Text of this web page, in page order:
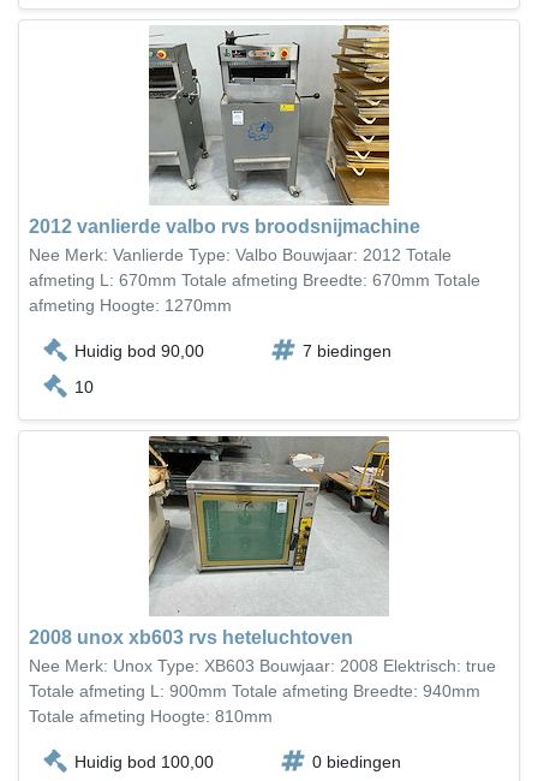
2012 vanlierde valbo rvs broodsnijmachine
Nee Merk: Vanlierde Type: Valbo Bouwjaar: 2012 Totale
afmeting L: 670mm Totale afmeting Breedte: 670mm Totale
afmeting Hoogte: 1270mm
Huidig bod 90,00
7 biedingen
10
2008 unox xb603 rvs heteluchtoven
Nee Merk: Unox Type: XB603 Bouwjaar: 2008 Elektrisch: true
Totale afmeting L: 900mm Totale afmeting Breedte: 940mm
Totale afmeting Hoogte: 810mm
Huidig bod 100,00
0 biedingen